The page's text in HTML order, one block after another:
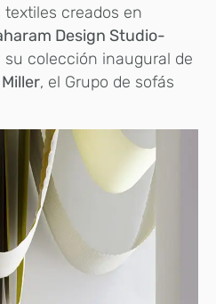
creados en
Design Studio-
su colección inaugural de
, el Grupo de sofás